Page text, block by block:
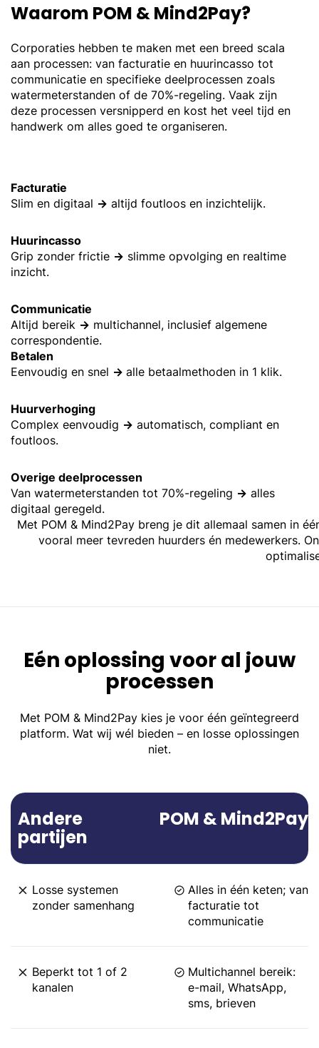
Waarom POM & Mind2Pay?
Corporaties hebben te maken met een breed scala
aan processen: van facturatie en huurincasso tot
communicatie en specifieke deelprocessen zoals
watermeterstanden of de 70%-regeling. Vaak zijn
deze processen versnipperd en kost het veel tijd en
handwerk om alles goed te organiseren.
Facturatie
Slim en digitaal → altijd foutloos en inzichtelijk.
Huurincasso
Grip zonder frictie → slimme opvolging en realtime
inzicht.
Communicatie
Altijd bereik → multichannel, inclusief algemene
correspondentie.
Betalen
Eenvoudig en snel → alle betaalmethoden in 1 klik.
Huurverhoging
Complex eenvoudig → automatisch, compliant en
foutloos.
Overige deelprocessen
Van watermeterstanden tot 70%-regeling → alles
digitaal geregeld.
Met POM & Mind2Pay breng je dit allemaal samen in
vooral meer tevreden huurders én medewerkers.
Eén oplossing voor al jouw
processen
Met POM & Mind2Pay kies je voor één geïntegreerd
platform. Wat wij wél bieden – en losse oplossingen
niet.
Andere
partijen
POM & Mind2Pay
Losse systemen
zonder samenhang
Alles in één keten; van
facturatie tot
communicatie
Beperkt tot 1 of 2
kanalen
Multichannel bereik:
e-mail, WhatsApp,
sms, brieven